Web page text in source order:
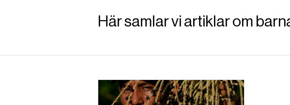
Här samlar vi artiklar om